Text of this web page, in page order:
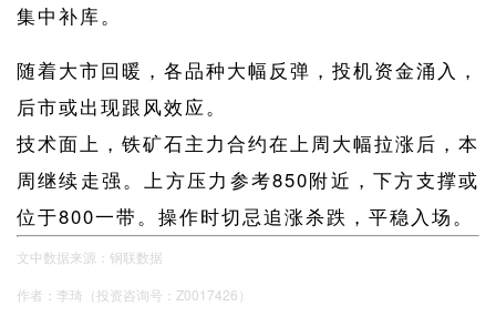
集中补库。
随着大市回暖，各品种大幅反弹，投机资金涌入，
后市或出现跟风效应。
技术面上，铁矿石主力合约在上周大幅拉涨后，本
周继续走强。上方压力参考850附近，下方支撑或
位于800一带。操作时切忌追涨杀跌，平稳入场。
文中数据来源：钢联数据
作者：李琦（投资咨询号：Z0017426）